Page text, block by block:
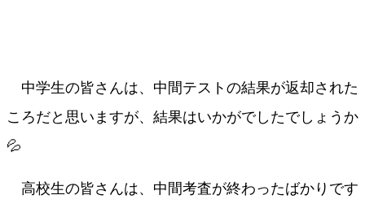
中学生の皆さんは、中間テストの結果が返却された
ころだと思いますが、結果はいかがでしたでしょうか
💦
高校生の皆さんは、中間考査が終わったばかりです